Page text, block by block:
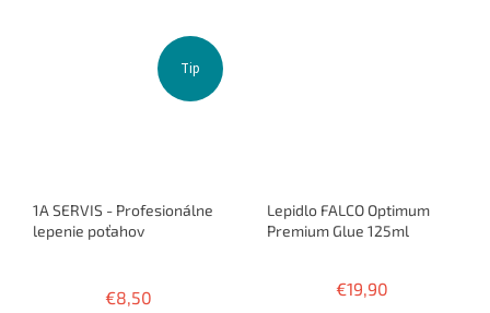
Tip
1A SERVIS - Profesionálne
lepenie poťahov
produktu
€8,50
Lepidlo FALCO Optimum
Premium Glue 125ml
€19,90